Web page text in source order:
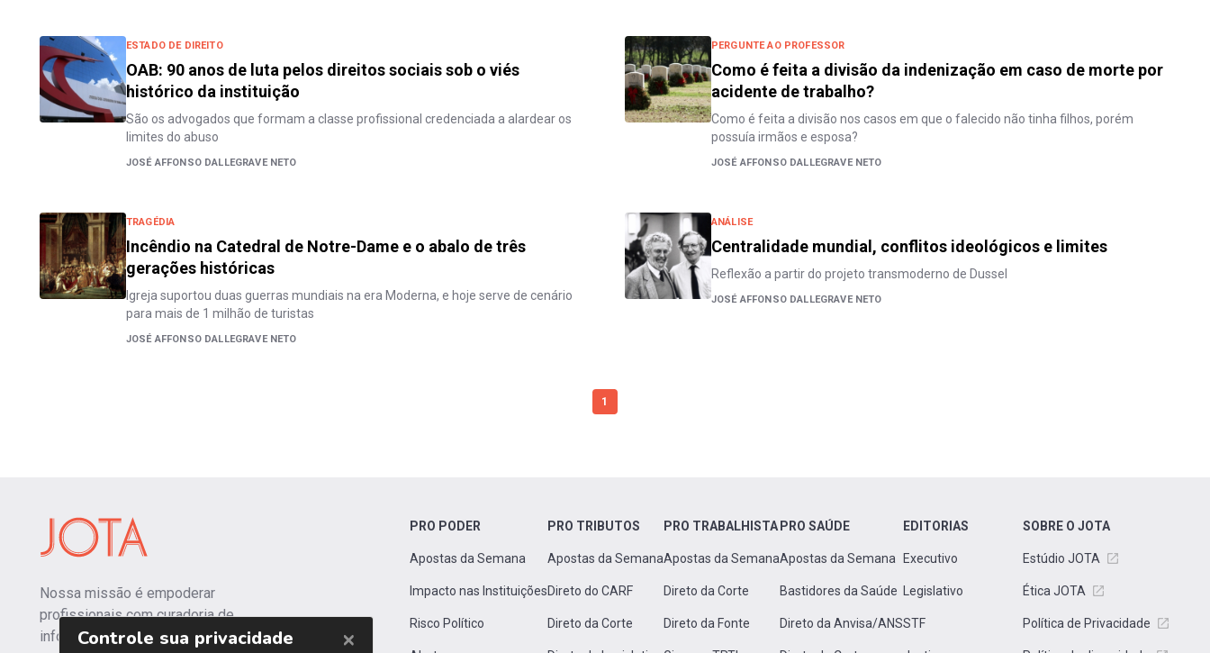
ESTADO DE DIREITO
OAB: 90 anos de luta pelos direitos sociais sob o viés
histórico da instituição
São os advogados que formam a classe profissional credenciada a alardear os
limites do abuso
JOSÉ AFFONSO DALLEGRAVE NETO
PERGUNTE AO PROFESSOR
Como é feita a divisão da indenização em caso de morte por
acidente de trabalho?
Como é feita a divisão nos casos em que o falecido não tinha filhos, porém
possuía irmãos e esposa?
JOSÉ AFFONSO DALLEGRAVE NETO
TRAGÉDIA
Incêndio na Catedral de Notre-Dame e o abalo de três
gerações históricas
Igreja suportou duas guerras mundiais na era Moderna, e hoje serve de cenário
para mais de 1 milhão de turistas
JOSÉ AFFONSO DALLEGRAVE NETO
ANÁLISE
Centralidade mundial, conflitos ideológicos e limites
Reflexão a partir do projeto transmoderno de Dussel
JOSÉ AFFONSO DALLEGRAVE NETO
1
Nossa missão é empoderar
profissionais com curadoria de
informações independentes e
PRO PODER
Apostas da Semana
Impacto nas Instituições
Risco Político
PRO TRIBUTOS
Apostas da Semana
Direto do CARF
Direto da Corte
PRO TRABALHISTA
Apostas da Semana
Direto da Corte
Direto da Fonte
PRO SAÚDE
Apostas da Semana
Bastidores da Saúde
Direto da Anvisa/ANS
EDITORIAS
Executivo
Legislativo
STF
SOBRE O JOTA
Estúdio JOTA
Ética JOTA
Política de Privacidade